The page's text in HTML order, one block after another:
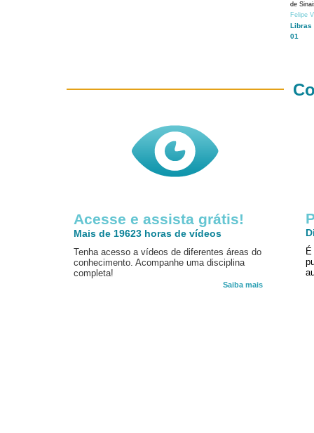
de
Felipe
Libras
01
Acesse e assista grátis!
Mais de 19623 horas de vídeos
Tenha acesso a vídeos de diferentes áreas do
conhecimento. Acompanhe uma disciplina
completa!
Saiba mais